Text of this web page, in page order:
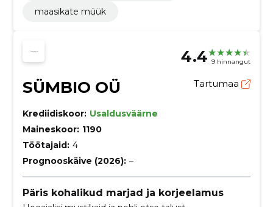
maasikate müük
4.4 9 hinnangut
SÜMBIO OÜ Tartumaa
Krediidiskoor: Usaldusväärne
Maineskoor: 1190
Töötajaid: 4
Prognooskäive (2026): –
Päris kohalikud marjad ja korjeelamus